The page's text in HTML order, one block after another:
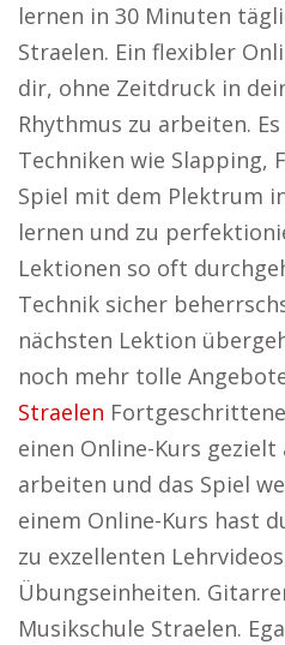
lernen in 30 Minuten
Straelen. Ein flexibler
dir, ohne Zeitdruck in
Rhythmus zu arbeiten.
Techniken wie Slapping,
Spiel mit dem Plektrum
lernen und zu
Lektionen so oft
Technik sicher
nächsten Lektion
noch mehr tolle
Straelen
einen Online-Kurs
arbeiten und das Spiel
einem Online-Kurs hast
zu exzellenten
Übungseinheiten.
Musikschule Straelen.